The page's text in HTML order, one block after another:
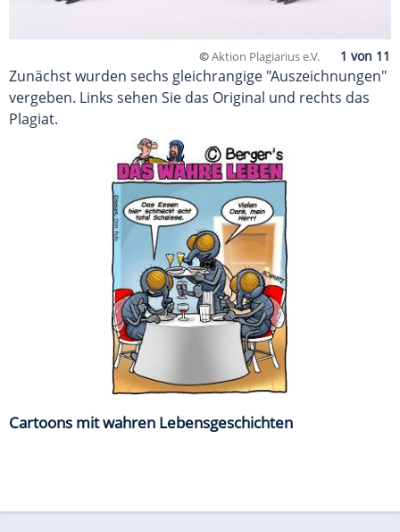
©Aktion Plagiarius e.V.
Zunächst wurden sechs gleichrangige "Auszeichnungen"
vergeben. Links sehen Sie das Original und rechts das
Plagiat.
Cartoons mit wahren Lebensgeschichten